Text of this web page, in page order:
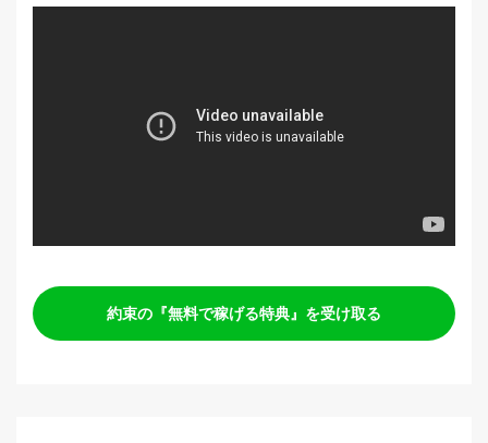
約束の『無料で稼げる特典』を受け取る